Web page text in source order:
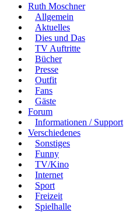
Ruth Moschner
Allgemein
Aktuelles
Dies und Das
TV Auftritte
Bücher
Presse
Outfit
Fans
Gäste
Forum
Informationen / Support
Verschiedenes
Sonstiges
Funny
TV/Kino
Internet
Sport
Freizeit
Spielhalle